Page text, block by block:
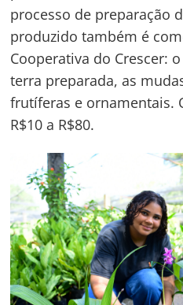
processo de preparação
produzido também é
Cooperativa do Crescer:
terra preparada, as
frutíferas e ornamentais.
R$10 a R$80.